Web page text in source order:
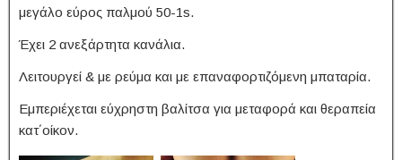
μεγάλο εύρος παλμού 50-1s.
Έχει 2 ανεξάρτητα κανάλια.
Λειτουργεί & με ρεύμα και με επαναφορτιζόμενη μπαταρία.
Εμπεριέχεται εύχρηστη βαλίτσα για μεταφορά και θεραπεία
κατ΄οίκον.